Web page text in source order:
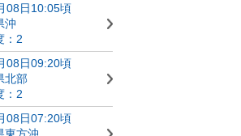
08日10:05頃
沖
：2
08日09:20頃
北部
：2
08日07:20頃
東方沖